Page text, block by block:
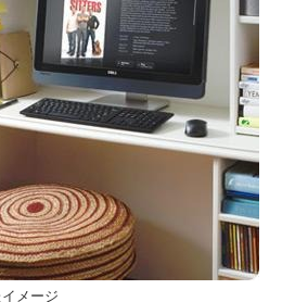
メージ